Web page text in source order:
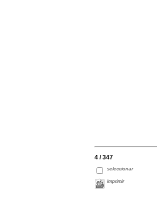
4 / 347
seleccionar
imprimir